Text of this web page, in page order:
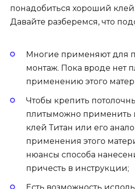
понадобиться хороший клей.
Давайте разберемся, что
Многие применяют для
монтаж. Пока вроде нет
применению этого
Чтобы крепить
плитыможно
клей Титан или его
применения этого
нюансы способа
причесть в инструкции;